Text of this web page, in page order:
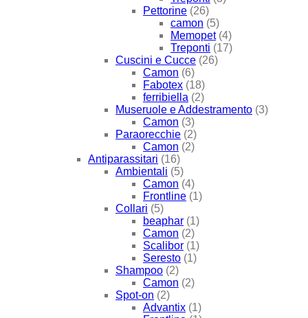
Pettorine (26)
camon (5)
Memopet (4)
Treponti (17)
Cuscini e Cucce (26)
Camon (6)
Fabotex (18)
ferribiella (2)
Museruole e Addestramento (3)
Camon (3)
Paraorecchie (2)
Camon (2)
Antiparassitari (16)
Ambientali (5)
Camon (4)
Frontline (1)
Collari (5)
beaphar (1)
Camon (2)
Scalibor (1)
Seresto (1)
Shampoo (2)
Camon (2)
Spot-on (2)
Advantix (1)